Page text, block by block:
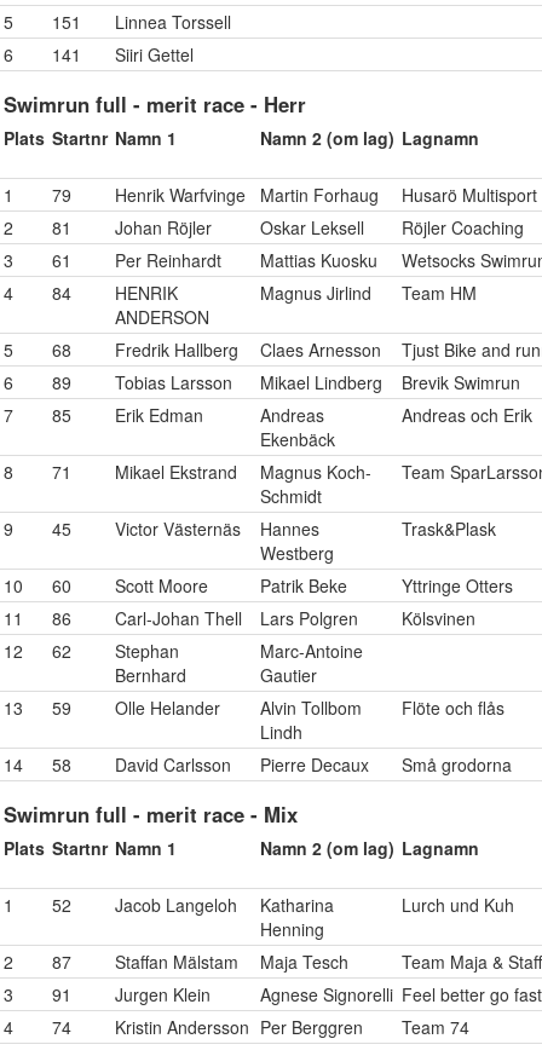
5
151
Linnea Torssell
6
141 Siiri Gettel
Swimrun full - merit race - Herr
Plats Startnr Namn 1 Namn 2 (om lag) Lagnamn
1 79 Henrik Warfvinge Martin Forhaug
Husarö Multisport
2
81 Johan Röjler Oskar Leksell
Röjler Coaching
3
61 Per Reinhardt Mattias Kuosku
Wetsocks
4
84
HENRIK
ANDERSON
Magnus Jirlind Team HM
5 68 Fredrik Hallberg Claes Arnesson
Tjust Bike and
6
89 Tobias Larsson Mikael Lindberg
Brevik Swimrun
7
85 Erik Edman
Andreas
Ekenbäck
Andreas och Erik
8 71 Mikael Ekstrand
Magnus Koch-
Schmidt
Team
9 45 Victor Västernäs
Hannes
Westberg
Trask&Plask
10 60 Scott Moore Patrik Beke
Yttringe Otters
11
86 Carl-Johan Thell Lars Polgren
Kölsvinen
12
62
Stephan
Bernhard
Marc-Antoine
Gautier
13
59 Olle Helander
Alvin Tollbom
Lindh
Flöte och flås
14 58 David Carlsson Pierre Decaux Små grodorna
Swimrun full - merit race - Mix
Plats Startnr Namn 1 Namn 2 (om lag) Lagnamn
1 52 Jacob Langeloh
Katharina
Henning
Lurch und Kuh
2 87 Staffan Mälstam Maja Tesch
Team Maja &
3
91 Jurgen Klein Agnese Signorelli Feel better go
4
74 Kristin Andersson Per Berggren Team 74